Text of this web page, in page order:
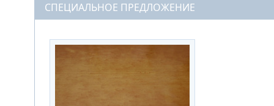
СПЕЦИАЛЬНОЕ ПРЕДЛОЖЕНИЕ